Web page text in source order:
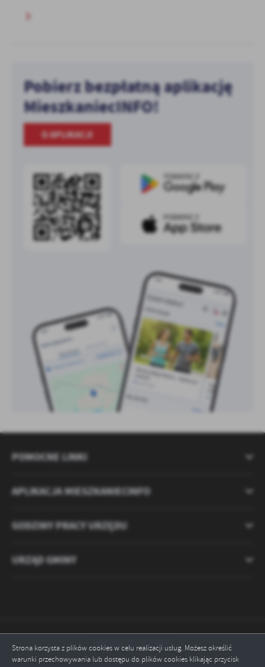
Strona korzysta z plików cookies w celu realizacji usług. Możesz określić
warunki przechowywania lub dostępu do plików cookies klikając przycisk
Pobierz bezpłatną aplikację
MieszkaniecINFO!
O APLIKACJI
POMOCNE LINKI
APLIKACJA MIESZKANIECINFO
GODZINY PRACY URZĘDU
URZĄD GMINY
Odwiedzin: 2120692
Online: 6